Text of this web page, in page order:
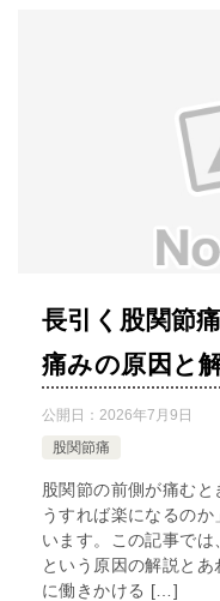
長引く股関節
痛みの原因と
公開日： 2026年7月9日
股関節痛
股関節の前側が痛む
うすれば楽になるの
います。この記事で
という原因の解説と
に働きかける […]